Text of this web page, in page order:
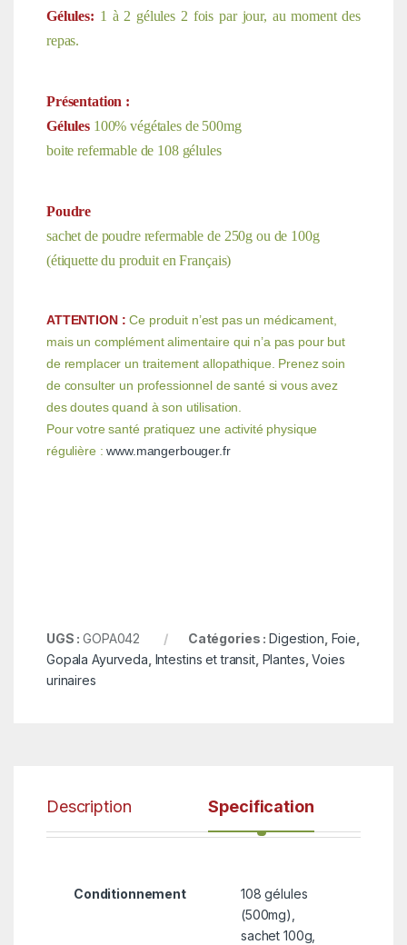
Gélules: 1 à 2 gélules 2 fois par jour, au moment des
repas.
Présentation :
Gélules 100% végétales de 500mg
boite refermable de 108 gélules
Poudre
sachet de poudre refermable de 250g ou de 100g
(étiquette du produit en Français)
ATTENTION : Ce produit n’est pas un médicament,
mais un complément alimentaire qui n’a pas pour but
de remplacer un traitement allopathique. Prenez soin
de consulter un professionnel de santé si vous avez
des doutes quand à son utilisation.
Pour votre santé pratiquez une activité physique
régulière :www.mangerbouger.fr
UGS :GOPA042 Catégories :Digestion Foie
Gopala Ayurveda Intestins et transit, Plantes ,Voies
urinaires
Description Specification
Conditionnement
108 gélules
(500mg),
sachet 100g,